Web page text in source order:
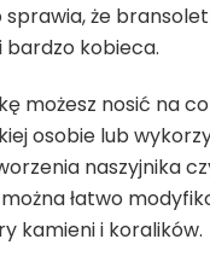
że
bardzo kobieca.
możesz nosić na
osobie lub
naszyjnika
łatwo
kamieni i koralików.